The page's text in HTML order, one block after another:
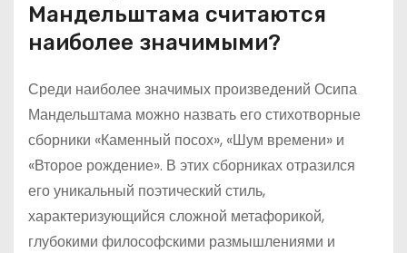
Мандельштама считаются
наиболее значимыми?
Среди наиболее значимых произведений Осипа
Мандельштама можно назвать его стихотворные
сборники «Каменный посох», «Шум времени» и
«Второе рождение». В этих сборниках отразился
его уникальный поэтический стиль,
характеризующийся сложной метафорикой,
глубокими философскими размышлениями и